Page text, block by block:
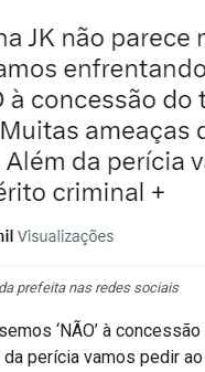
prefeita nas redes sociais
‘NÃO’ à
perícia vamos pedir